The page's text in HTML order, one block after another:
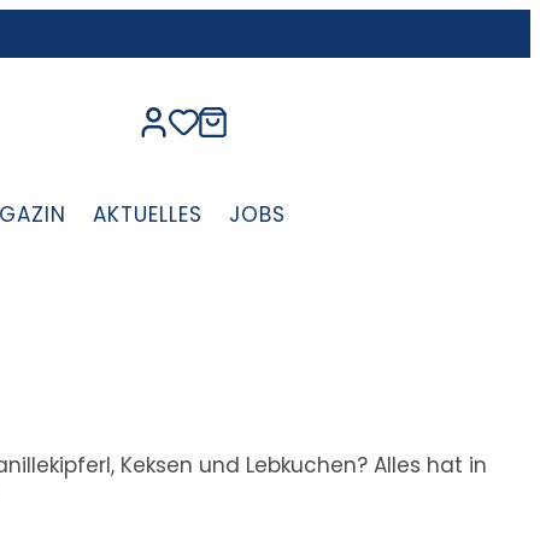
AKTUELLES JOBS
Keksen und Lebkuchen? Alles hat in